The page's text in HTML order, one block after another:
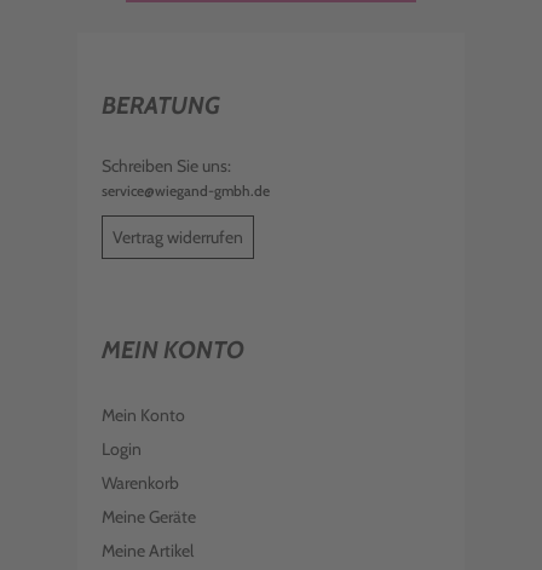
LEXMARK TONER 24B6848 YELLOW
€ 146,99
BERATUNG
Schreiben Sie uns:
service@wiegand-gmbh.de
Vertrag widerrufen
MEIN KONTO
Mein Konto
Login
Warenkorb
Meine Geräte
Meine Artikel